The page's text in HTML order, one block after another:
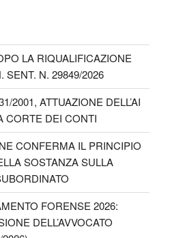
LA RIQUALIFICAZIONE
SENT. N. 29849/2026
2001, ATTUAZIONE DELL’AI
CORTE DEI CONTI
CONFERMA IL PRINCIPIO
SOSTANZA SULLA
FORENSE 2026:
DELL’AVVOCATO